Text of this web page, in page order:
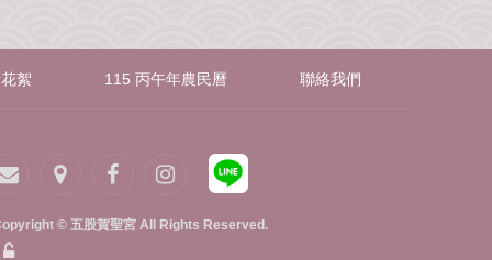
絮 115 丙午年農民曆 聯絡我們
© 五股賀聖宮 All Rights Reserved.